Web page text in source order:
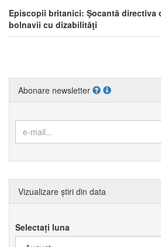
Episcopii britanici: Şocantă directiva
bolnavii cu dizabilităţi
Abonare newsletter
Vizualizare știri din data
Selectați luna